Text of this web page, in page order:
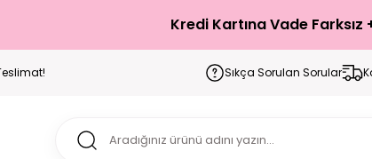
Kredi Kartına Vade Farksız
Türkiye’nin Her Yerine 1-3 İş
Sıkça Sorulan Sorular